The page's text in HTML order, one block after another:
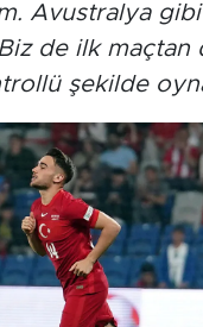
Avustralya
de ilk maçtan
şekilde